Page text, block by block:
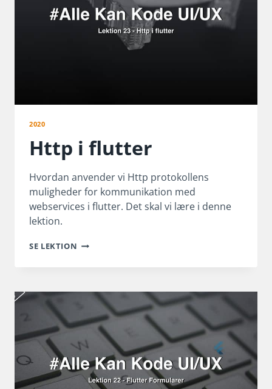
2020
Http i flutter
Hvordan anvender vi Http protokollens
muligheder for kommunikation med
webservices i flutter. Det skal vi lære i denne
lektion.
SE LEKTION HTTP